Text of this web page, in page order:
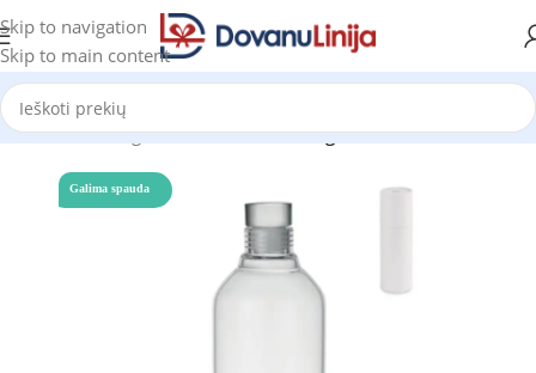
Skip to navigation
Skip to main content
Pradžia Katalogas Gertuvės Stiklinės gertuvės
Galima spauda